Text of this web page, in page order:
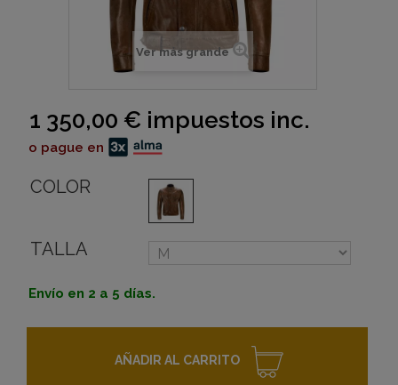
Ver más grande
1 350,00 € impuestos inc.
o pague en
COLOR
TALLA
Envío en 2 a 5 días.
AÑADIR AL CARRITO